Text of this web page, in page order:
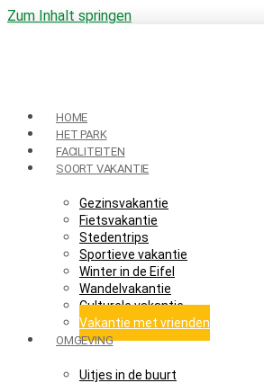
Zum Inhalt springen
HOME
HET PARK
FACILITEITEN
SOORT VAKANTIE
Gezinsvakantie
Fietsvakantie
Stedentrips
Sportieve vakantie
Winter in de Eifel
Wandelvakantie
Culturele vakantie
Vakantie met vrienden
OMGEVING
Uitjes in de buurt